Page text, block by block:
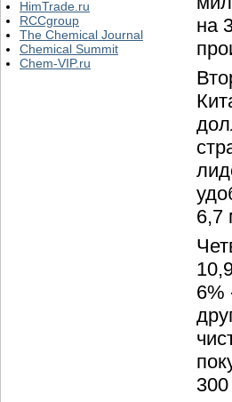
HimTrade.ru
RCCgroup
The Chemical Journal
Chemical Summit
Chem-VIP.ru
на
6,7
6%